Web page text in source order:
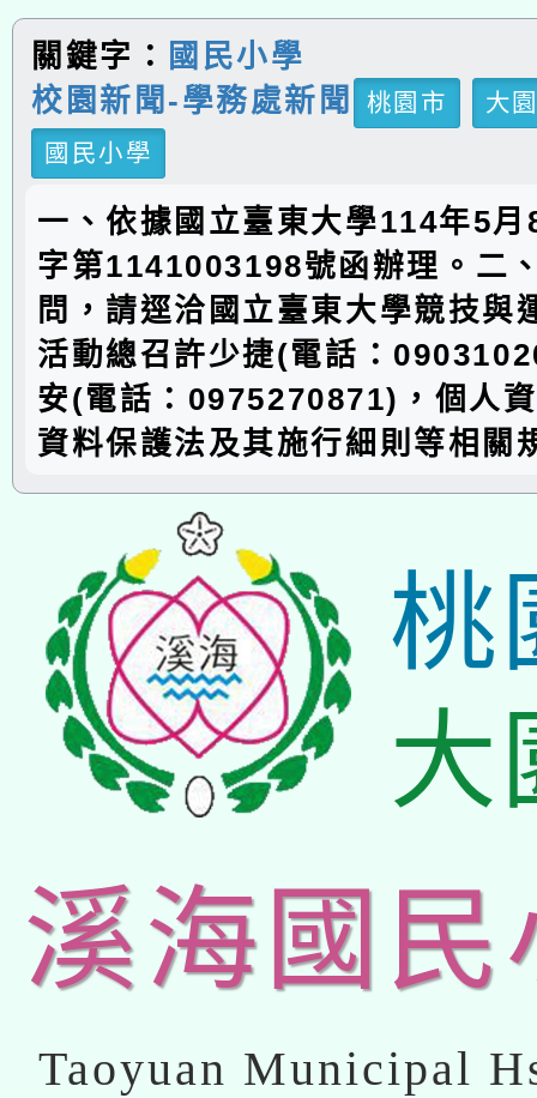
關鍵字：
國民小學
校園新聞-學務處新聞
桃園市
大
國民小學
一、依據國立臺東大學114年5
字第1141003198號函辦理。二
問，請逕洽國立臺東大學競技與
活動總召許少捷(電話：
安(電話：0975270871)，個人
資料保護法及其施行細則等相關
桃
大
溪海國民
Taoyuan Municipal